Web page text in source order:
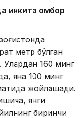
иккита омбор
метр бўлган
160 минг
яна 100 минг
жойлашади.
янги
биринчи